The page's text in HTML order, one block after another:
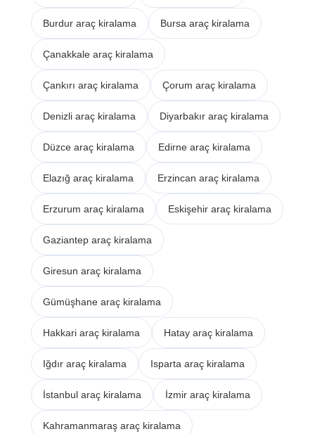
Burdur araç kiralama Bursa araç kiralama
Çanakkale araç kiralama
Çankırı araç kiralama Çorum araç kiralama
Denizli araç kiralama Diyarbakır araç kiralama
Düzce araç kiralama Edirne araç kiralama
Elazığ araç kiralama Erzincan araç kiralama
Erzurum araç kiralama Eskişehir araç kiralama
Gaziantep araç kiralama
Giresun araç kiralama
Gümüşhane araç kiralama
Hakkari araç kiralama Hatay araç kiralama
Iğdır araç kiralama Isparta araç kiralama
İstanbul araç kiralama İzmir araç kiralama
Kahramanmaraş araç kiralama